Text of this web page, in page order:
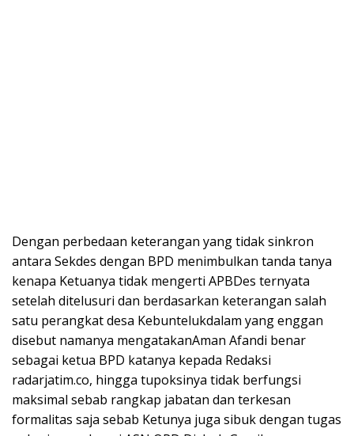
Dengan perbedaan keterangan yang tidak sinkron
antara Sekdes dengan BPD menimbulkan tanda tanya
kenapa Ketuanya tidak mengerti APBDes ternyata
setelah ditelusuri dan berdasarkan keterangan salah
satu perangkat desa Kebuntelukdalam yang enggan
disebut namanya mengatakanAman Afandi benar
sebagai ketua BPD katanya kepada Redaksi
radarjatim.co, hingga tupoksinya tidak berfungsi
maksimal sebab rangkap jabatan dan terkesan
formalitas saja sebab Ketunya juga sibuk dengan tugas